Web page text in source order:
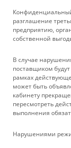
УСЛУГИ
БРЕНДЫ
КОМПАНИЯ
ИНФОРМАЦИЯ
ПОМОЩЬ
разглашение
предприятию,
собственной
В случае
поставщиком
рамках
может быть
кабинету
пересмотреть
выполнения
Нарушениями